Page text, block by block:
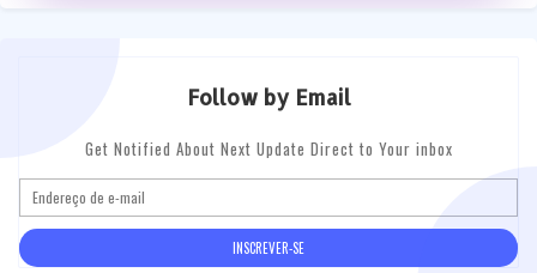
Follow by Email
Get Notified About Next Update Direct to Your inbox